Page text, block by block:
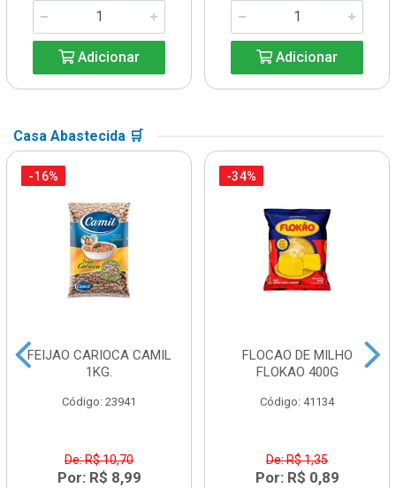
Adicionar Adicionar
Casa Abastecida 🛒
-16%
FEIJAO CARIOCA CAMIL
1KG.
Código: 23941
De: R$ 10,70
Por: R$ 8,99
-34%
FLOCAO DE MILHO
FLOKAO 400G
Código: 41134
De: R$ 1,35
Por: R$ 0,89